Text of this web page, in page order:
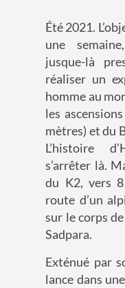
Été 2021.
une
jusque-là
réaliser un
homme au
les ascensions
mètres) et du
L’histoire
s’arrêter là.
du K2, vers
route d’un
sur le corps
Sadpara.
Exténué par
lance dans